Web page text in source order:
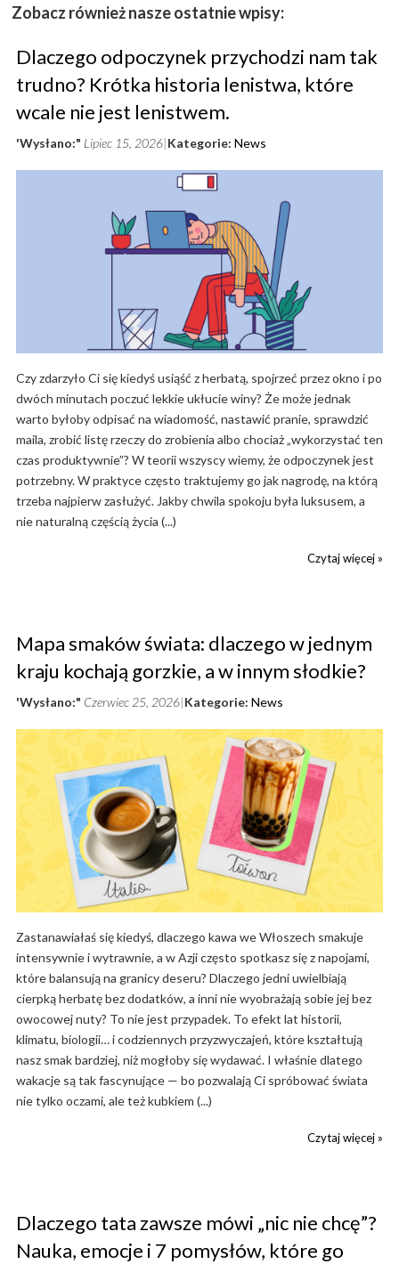
Zobacz również nasze ostatnie wpisy:
Dlaczego odpoczynek przychodzi nam tak
trudno? Krótka historia lenistwa, które
wcale nie jest lenistwem.
'Wysłano:" Lipiec 15, 2026 Kategorie: News
Czy zdarzyło Ci się kiedyś usiąść z herbatą, spojrzeć przez okno i po
dwóch minutach poczuć lekkie ukłucie winy? Że może jednak
warto byłoby odpisać na wiadomość, nastawić pranie, sprawdzić
maila, zrobić listę rzeczy do zrobienia albo chociaż „wykorzystać ten
czas produktywnie”? W teorii wszyscy wiemy, że odpoczynek jest
potrzebny. W praktyce często traktujemy go jak nagrodę, na którą
trzeba najpierw zasłużyć. Jakby chwila spokoju była luksusem, a
nie naturalną częścią życia (...)
Czytaj więcej »
Mapa smaków świata: dlaczego w jednym
kraju kochają gorzkie, a w innym słodkie?
'Wysłano:" Czerwiec 25, 2026 Kategorie: News
Zastanawiałaś się kiedyś, dlaczego kawa we Włoszech smakuje
intensywnie i wytrawnie, a w Azji często spotkasz się z napojami,
które balansują na granicy deseru? Dlaczego jedni uwielbiają
cierpką herbatę bez dodatków, a inni nie wyobrażają sobie jej bez
owocowej nuty? To nie jest przypadek. To efekt lat historii,
klimatu, biologii… i codziennych przyzwyczajeń, które kształtują
nasz smak bardziej, niż mogłoby się wydawać. I właśnie dlatego
wakacje są tak fascynujące — bo pozwalają Ci spróbować świata
nie tylko oczami, ale też kubkiem (...)
Czytaj więcej »
Dlaczego tata zawsze mówi „nic nie chcę”?
Nauka, emocje i 7 pomysłów, które go